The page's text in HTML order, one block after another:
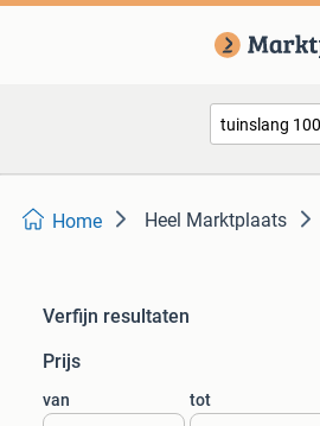
Home Heel Marktplaats
Verfijn resultaten
Prijs
van tot